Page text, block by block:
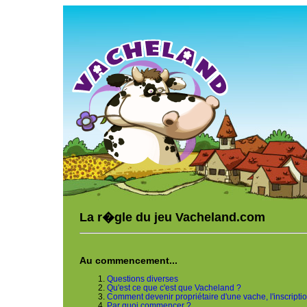
La r�gle du jeu Vacheland.com
Au commencement...
Questions diverses
Qu'est ce que c'est que Vacheland ?
Comment devenir propriétaire d'une vache,